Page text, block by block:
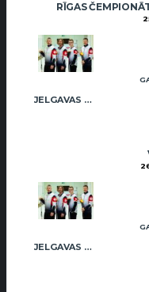
RĪGAS
JELGAVAS MAIZNIEKS
JELGAVAS MAIZNIEKS